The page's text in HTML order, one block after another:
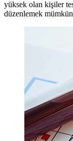
yüksek olan kişiler
düzenlemek